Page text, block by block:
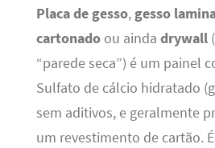
Placa de gesso, gesso
cartonadoou ainda drywall
“parede seca”) é um painel
Sulfato de cálcio hidratado
sem aditivos, e geralmente
um revestimento de cartão.